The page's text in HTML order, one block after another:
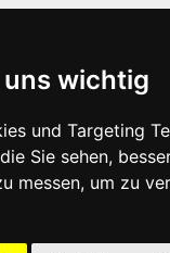
wichtig
und Targeting
Sie sehen,
messen, um zu